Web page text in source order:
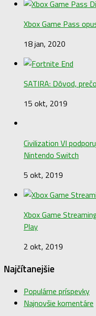
Xbox Game Pass
18 jan, 2020
SATIRA: Dôvod,
15 okt, 2019
Civilization VI
Nintendo Switch
5 okt, 2019
Xbox Game
Play
2 okt, 2019
Najčítanejšie
Populárne príspevky
Najnovšie komentáre